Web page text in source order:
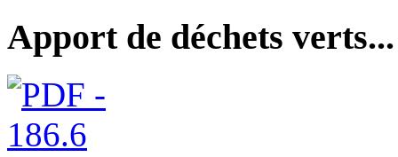
Apport de déchets verts...